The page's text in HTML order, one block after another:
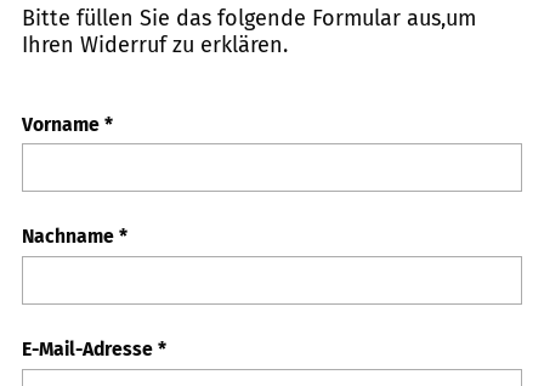
Bitte füllen Sie das folgende Formular aus,um
Ihren Widerruf zu erklären.
Vorname *
Nachname *
E-Mail-Adresse *